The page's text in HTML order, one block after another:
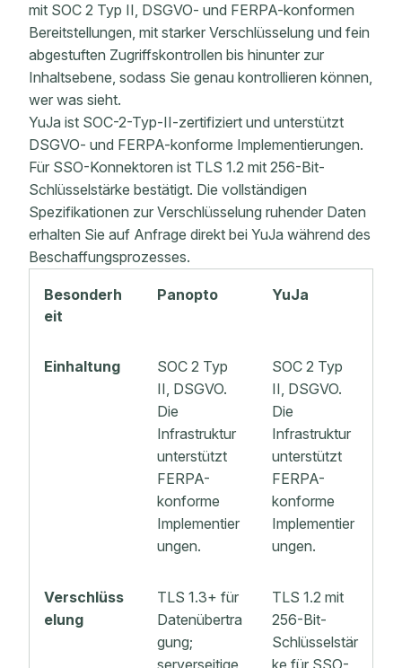
mit SOC 2 Typ II, DSGVO- und FERPA-konformen
Bereitstellungen, mit starker Verschlüsselung und fein
abgestuften Zugriffskontrollen bis hinunter zur
Inhaltsebene, sodass Sie genau kontrollieren können,
wer was sieht.
YuJa ist SOC-2-Typ-II-zertifiziert und unterstützt
DSGVO- und FERPA-konforme Implementierungen.
Für SSO-Konnektoren ist TLS 1.2 mit 256-Bit-
Schlüsselstärke bestätigt. Die vollständigen
Spezifikationen zur Verschlüsselung ruhender Daten
erhalten Sie auf Anfrage direkt bei YuJa während des
Beschaffungsprozesses.
Besonderh
eit
Panopto YuJa
Einhaltung
SOC 2 Typ
II, DSGVO.
Die
Infrastruktur
unterstützt
FERPA-
konforme
Implementier
ungen.
SOC 2 Typ
II, DSGVO.
Die
Infrastruktur
unterstützt
FERPA-
konforme
Implementier
ungen.
Verschlüss
elung
TLS 1.3+ für
Datenübertra
gung;
TLS 1.2 mit
256-Bit-
Schlüsselstär